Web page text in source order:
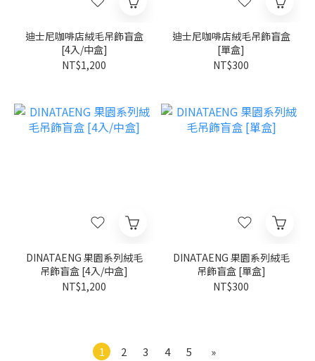
迪士尼咖啡店絨毛吊飾盲盒
[4入/中盒]
NT$1,200
迪士尼咖啡店絨毛吊飾盲盒
[單盒]
NT$300
DINATAENG 果園系列絨毛
吊飾盲盒 [4入/中盒]
NT$1,200
DINATAENG 果園系列絨毛
吊飾盲盒 [單盒]
NT$300
1 2 3 4 5 »